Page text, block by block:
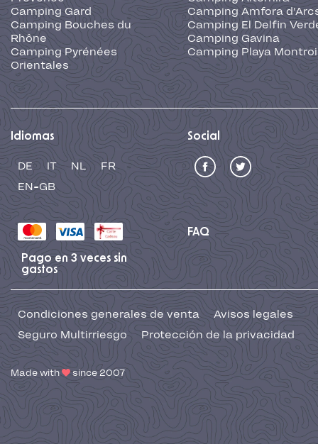
Camping Gard
Camping Bouches du
Rhône
Camping Pyrénées
Orientales
Camping Amfora
Camping El Delfin
Camping Gavina
Camping Playa
Idiomas
DE IT NL
FR
EN-GB
Social
FAQ
Pago en 3 veces sin
gastos
Condiciones generales de venta
Avisos legales
Seguro Multirriesgo
Protección de la privacidad
Made with since 2007